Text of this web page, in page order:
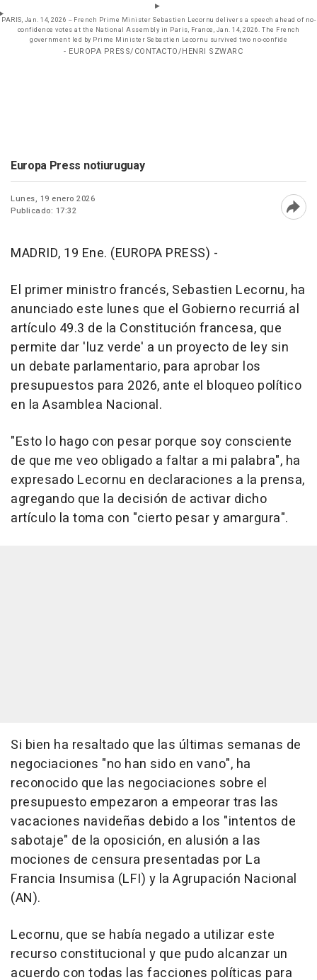
PARIS, Jan. 14, 2026 -- French Prime Minister Sebastien Lecornu delivers a speech ahead of no-
confidence votes at the National Assembly in Paris, France, Jan. 14, 2026. The French
government led by Prime Minister Sebastien Lecornu survived two no-confide
- EUROPA PRESS/CONTACTO/HENRI SZWARC
Europa Press notiuruguay
Lunes, 19 enero 2026
Publicado: 17:32
MADRID, 19 Ene. (EUROPA PRESS) -
El primer ministro francés, Sebastien Lecornu, ha
anunciado este lunes que el Gobierno recurriá al
artículo 49.3 de la Constitución francesa, que
permite dar 'luz verde' a un proyecto de ley sin
un debate parlamentario, para aprobar los
presupuestos para 2026, ante el bloqueo político
en la Asamblea Nacional.
"Esto lo hago con pesar porque soy consciente
de que me veo obligado a faltar a mi palabra", ha
expresado Lecornu en declaraciones a la prensa,
agregando que la decisión de activar dicho
artículo la toma con "cierto pesar y amargura".
Si bien ha resaltado que las últimas semanas de
negociaciones "no han sido en vano", ha
reconocido que las negociaciones sobre el
presupuesto empezaron a empeorar tras las
vacaciones navideñas debido a los "intentos de
sabotaje" de la oposición, en alusión a las
mociones de censura presentadas por La
Francia Insumisa (LFI) y la Agrupación Nacional
(AN).
Lecornu, que se había negado a utilizar este
recurso constitucional y que pudo alcanzar un
acuerdo con todas las facciones políticas para